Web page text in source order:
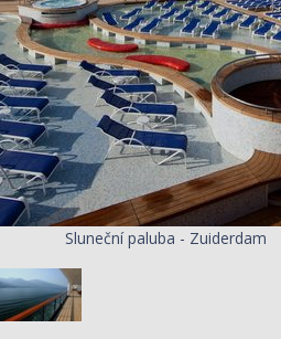
Sluneční paluba - Zuiderdam